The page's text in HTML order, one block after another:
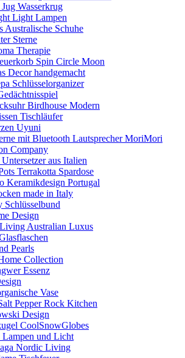
Wasserkrug
Light Lampen
Australische Schuhe
Sterne
Therapie
Spin Circle Moon
Decor handgemacht
Schlüsselorganizer
Birdhouse Modern
Tischläufer
Uyuni
mit Bluetooth Lautsprecher MoriMori
Company
aus Italien
Terrakotta Spardose
Keramikdesign Portugal
made in Italy
Schlüsselbund
Design
Australian Luxus
Pearls
Collection
Essenz
Vase
Pepper Rock Kitchen
Design
CoolSnowGlobes
Lampen und Licht
Nordic Living